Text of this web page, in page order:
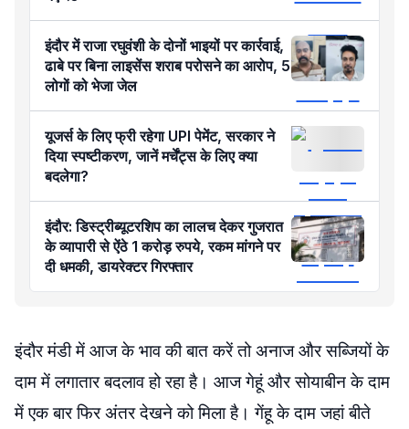
इंदौर में राजा रघुवंशी के दोनों भाइयों पर कार्रवाई,
ढाबे पर बिना लाइसेंस शराब परोसने का आरोप, 5
लोगों को भेजा जेल
यूजर्स के लिए फ्री रहेगा UPI पेमेंट, सरकार ने
दिया स्पष्टीकरण, जानें मर्चेंट्स के लिए क्या
बदलेगा?
इंदौर: डिस्ट्रीब्यूटरशिप का लालच देकर गुजरात
के व्यापारी से ऐंठे 1 करोड़ रुपये, रकम मांगने पर
दी धमकी, डायरेक्टर गिरफ्तार
इंदौर मंडी में आज के भाव की बात करें तो अनाज और सब्जियों के
दाम में लगातार बदलाव हो रहा है। आज गेहूं और सोयाबीन के दाम
में एक बार फिर अंतर देखने को मिला है। गेंहू के दाम जहां बीते